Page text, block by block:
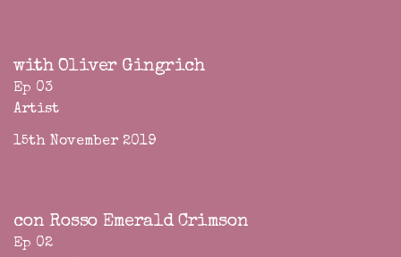
with Oliver Gingrich
Ep 03
Artist
15th November 2019
con Rosso Emerald Crimson
Ep 02